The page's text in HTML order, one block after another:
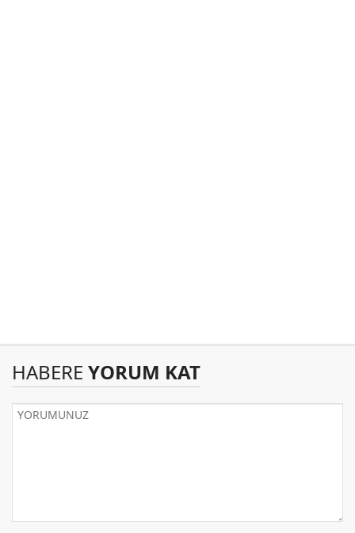
HABERE YORUM KAT